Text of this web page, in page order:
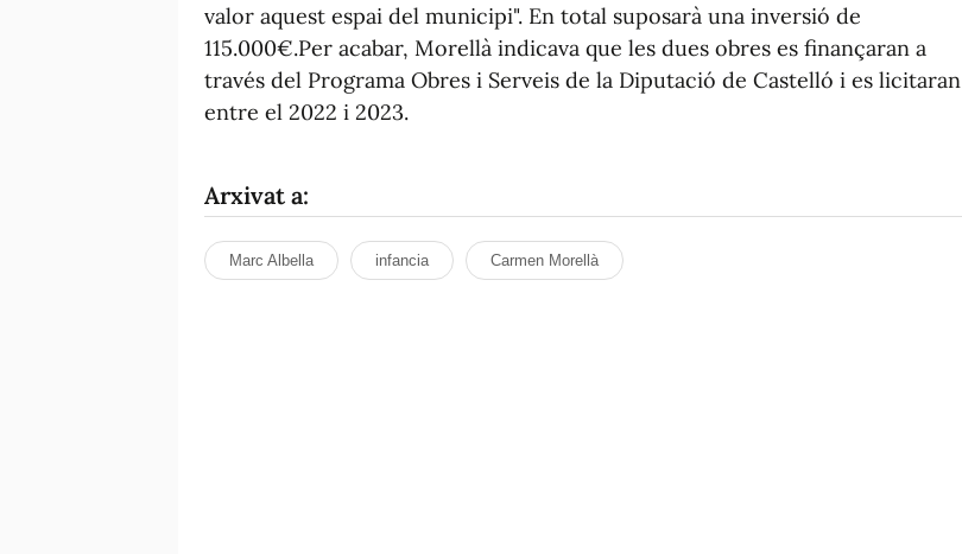
valor aquest espai del municipi". En total suposarà una inversió de
115.000€.Per acabar, Morellà indicava que les dues obres es finançaran a
través del Programa Obres i Serveis de la Diputació de Castelló i es licitaran
entre el 2022 i 2023.
Arxivat a:
Marc Albella infancia Carmen Morellà